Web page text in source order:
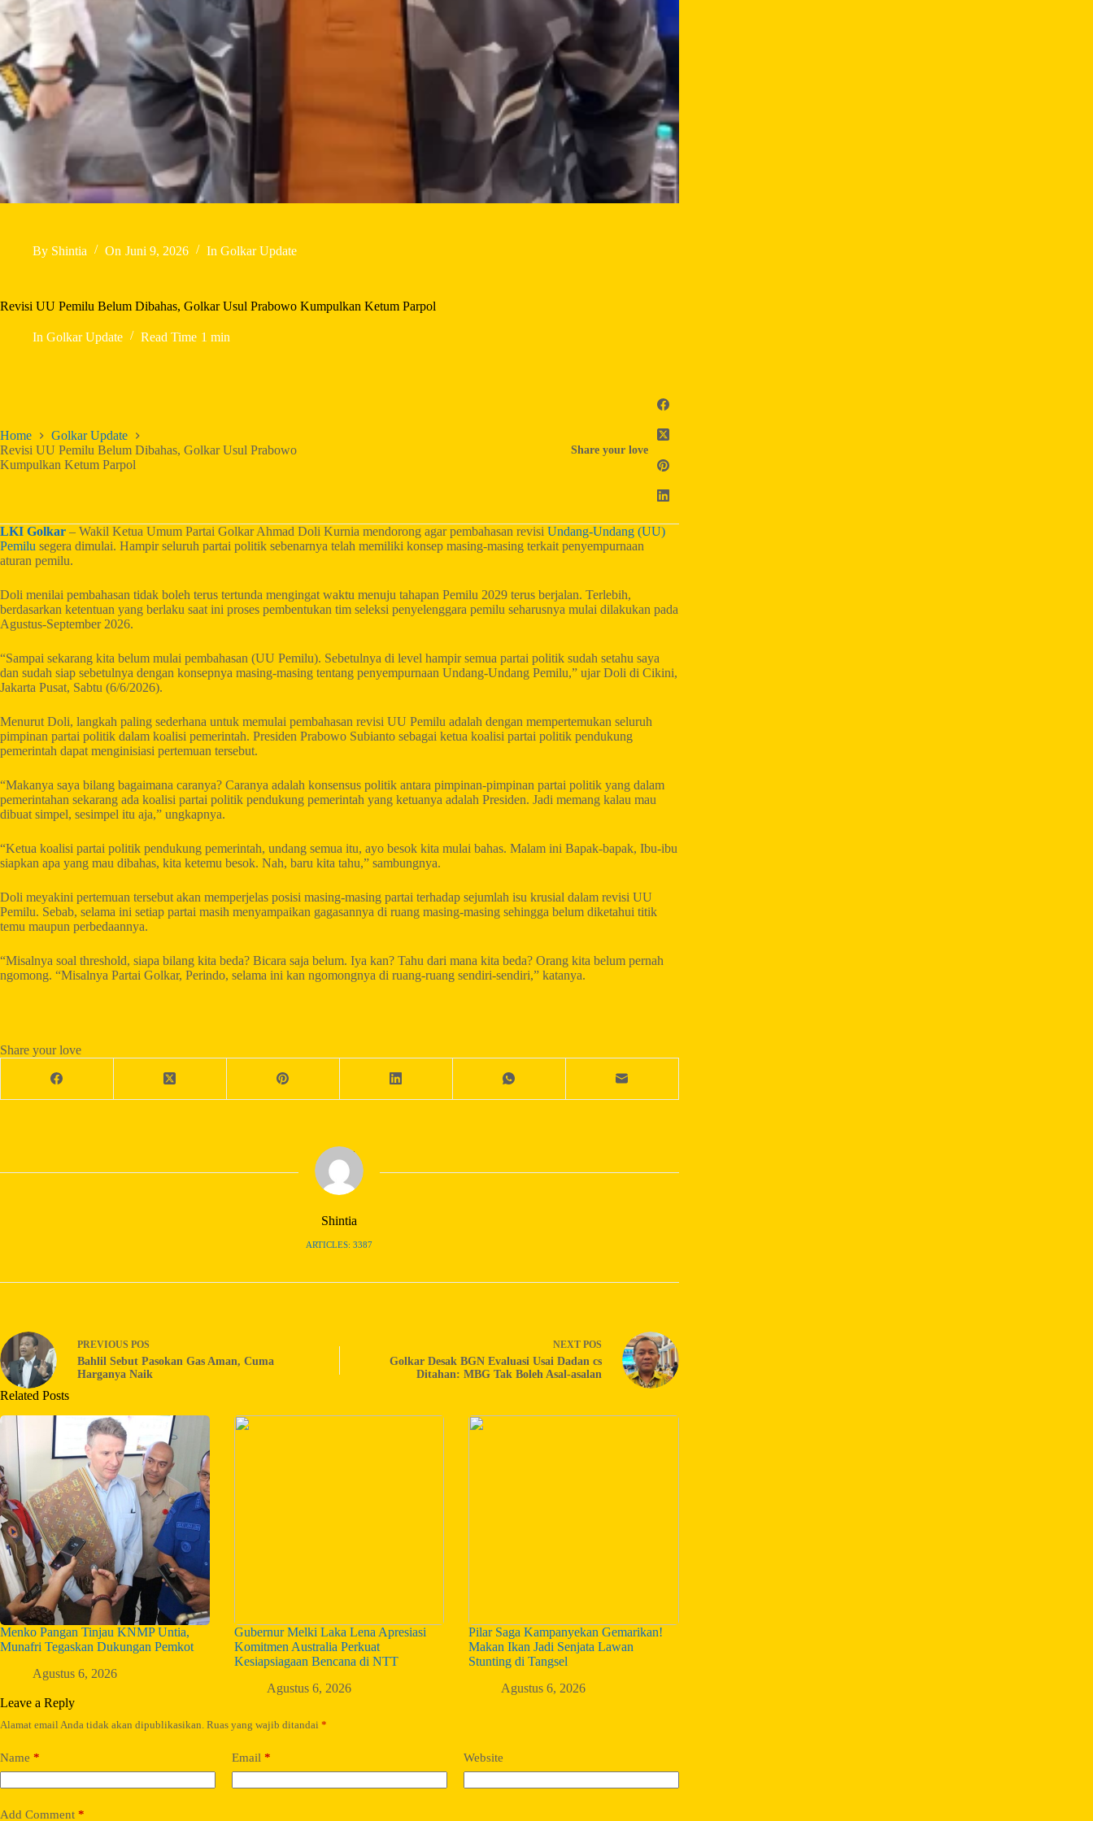
By Shintia On Juni 9, 2026 In Golkar Update
Revisi UU Pemilu Belum Dibahas, Golkar Usul Prabowo Kumpulkan Ketum Parpol
In Golkar Update Read Time 1 min
Home
Golkar Update
Revisi UU Pemilu Belum Dibahas, Golkar Usul Prabowo
Kumpulkan Ketum Parpol
Share your love
LKI Golkar – Wakil Ketua Umum Partai Golkar Ahmad Doli Kurnia mendorong agar pembahasan revisi Undang-Undang (UU)
Pemilu segera dimulai. Hampir seluruh partai politik sebenarnya telah memiliki konsep masing-masing terkait penyempurnaan
aturan pemilu.
Doli menilai pembahasan tidak boleh terus tertunda mengingat waktu menuju tahapan Pemilu 2029 terus berjalan. Terlebih,
berdasarkan ketentuan yang berlaku saat ini proses pembentukan tim seleksi penyelenggara pemilu seharusnya mulai dilakukan pada
Agustus-September 2026.
“Sampai sekarang kita belum mulai pembahasan (UU Pemilu). Sebetulnya di level hampir semua partai politik sudah setahu saya
dan sudah siap sebetulnya dengan konsepnya masing-masing tentang penyempurnaan Undang-Undang Pemilu,” ujar Doli di Cikini,
Jakarta Pusat, Sabtu (6/6/2026).
Menurut Doli, langkah paling sederhana untuk memulai pembahasan revisi UU Pemilu adalah dengan mempertemukan seluruh
pimpinan partai politik dalam koalisi pemerintah. Presiden Prabowo Subianto sebagai ketua koalisi partai politik pendukung
pemerintah dapat menginisiasi pertemuan tersebut.
“Makanya saya bilang bagaimana caranya? Caranya adalah konsensus politik antara pimpinan-pimpinan partai politik yang dalam
pemerintahan sekarang ada koalisi partai politik pendukung pemerintah yang ketuanya adalah Presiden. Jadi memang kalau mau
dibuat simpel, sesimpel itu aja,” ungkapnya.
“Ketua koalisi partai politik pendukung pemerintah, undang semua itu, ayo besok kita mulai bahas. Malam ini Bapak-bapak, Ibu-ibu
siapkan apa yang mau dibahas, kita ketemu besok. Nah, baru kita tahu,” sambungnya.
Doli meyakini pertemuan tersebut akan memperjelas posisi masing-masing partai terhadap sejumlah isu krusial dalam revisi UU
Pemilu. Sebab, selama ini setiap partai masih menyampaikan gagasannya di ruang masing-masing sehingga belum diketahui titik
temu maupun perbedaannya.
“Misalnya soal threshold, siapa bilang kita beda? Bicara saja belum. Iya kan? Tahu dari mana kita beda? Orang kita belum pernah
ngomong. “Misalnya Partai Golkar, Perindo, selama ini kan ngomongnya di ruang-ruang sendiri-sendiri,” katanya.
Share your love
Shintia
ARTICLES: 3387
PREVIOUS POS
Bahlil Sebut Pasokan Gas Aman, Cuma
Harganya Naik
NEXT POS
Golkar Desak BGN Evaluasi Usai Dadan cs
Ditahan: MBG Tak Boleh Asal-asalan
Related Posts
Menko Pangan Tinjau KNMP Untia,
Munafri Tegaskan Dukungan Pemkot
Agustus 6, 2026
Gubernur Melki Laka Lena Apresiasi
Komitmen Australia Perkuat
Kesiapsiagaan Bencana di NTT
Agustus 6, 2026
Pilar Saga Kampanyekan Gemarikan!
Makan Ikan Jadi Senjata Lawan
Stunting di Tangsel
Agustus 6, 2026
Leave a Reply
Alamat email Anda tidak akan dipublikasikan. Ruas yang wajib ditandai *
Name * Email * Website
Add Comment *